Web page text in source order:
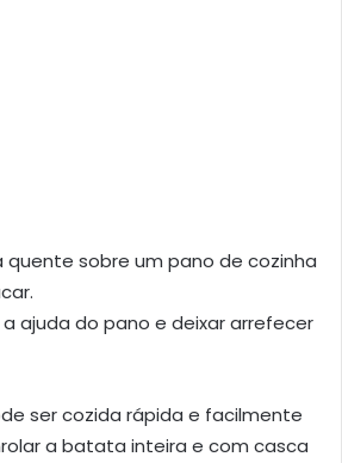
sobre um pano de cozinha
ajuda do pano e deixar arrefecer
ser cozida rápida e facilmente
a batata inteira e com casca